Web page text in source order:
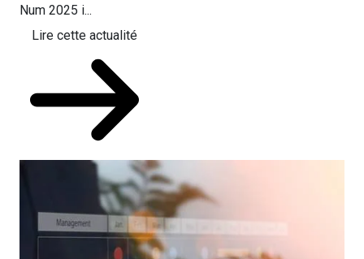
Num 2025 i...
Lire cette actualité